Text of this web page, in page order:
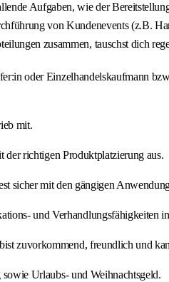
Aufgaben, wie der
von Kundenevents (z.B.
zusammen, tauschst dich
oder Einzelhandelskaufmann
mit.
der richtigen Produktplatzierung aus.
sicher mit den gängigen
und Verhandlungsfähigkeiten
zuvorkommend, freundlich und
Urlaubs- und Weihnachtsgeld.